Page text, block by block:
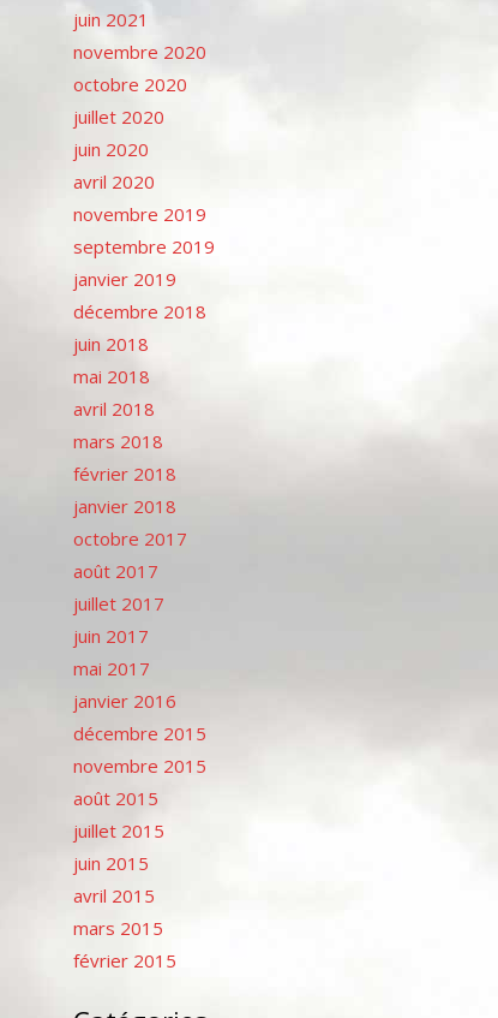
juin 2021
novembre 2020
octobre 2020
juillet 2020
juin 2020
avril 2020
novembre 2019
septembre 2019
janvier 2019
décembre 2018
juin 2018
mai 2018
avril 2018
mars 2018
février 2018
janvier 2018
octobre 2017
août 2017
juillet 2017
juin 2017
mai 2017
janvier 2016
décembre 2015
novembre 2015
août 2015
juillet 2015
juin 2015
avril 2015
mars 2015
février 2015